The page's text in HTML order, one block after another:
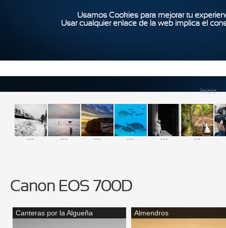
Usamos Cookies para mejorar tu
Usar cualquier enlace de la web implica el
Inicio
... ... ... ... ... ...
Canon EOS 700D
Canteras por la Algueña Almendros